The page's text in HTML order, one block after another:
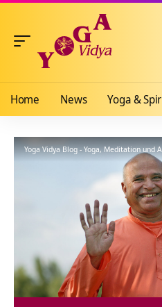
Home News Yoga &
Yoga Vidya Blog - Yoga, Meditation und